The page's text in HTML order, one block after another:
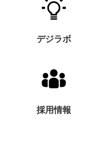
デジラボ
採用情報